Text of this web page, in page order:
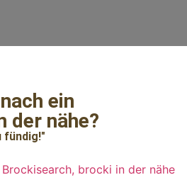
ein
der nähe?
fündig!"